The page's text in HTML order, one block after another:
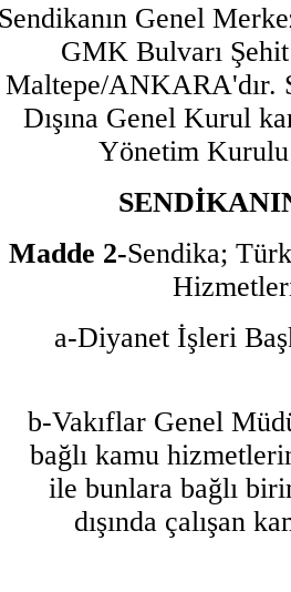
Sendikanın Genel
GMK Bulvarı
Maltepe/ANKARA'dır.
Dışına Genel Kurul
Yönetim
Madde 2-Sendika;
a-Diyanet İşleri
b-Vakıflar Genel
bağlı kamu
ile bunlara bağlı
dışında çalışan